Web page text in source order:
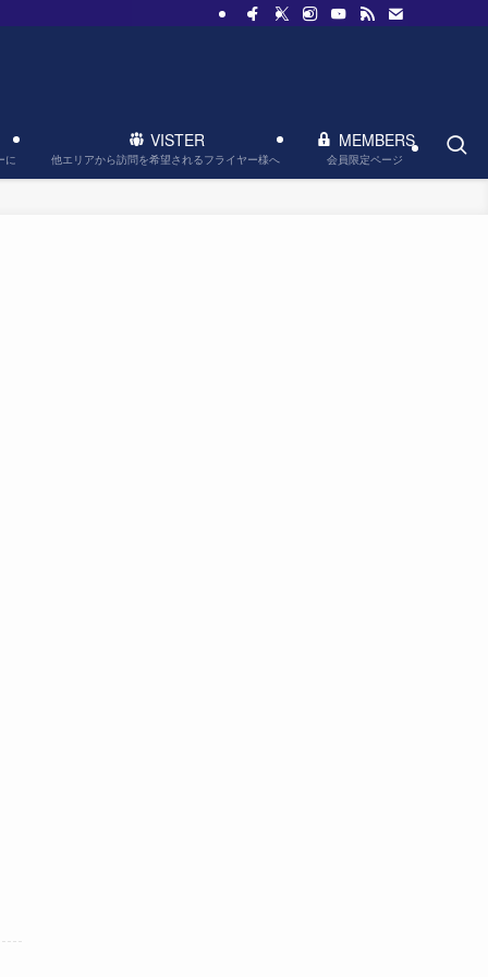
に
VISTER
他エリアから訪問を希望されるフライヤー様へ
MEMBERS
会員限定ページ